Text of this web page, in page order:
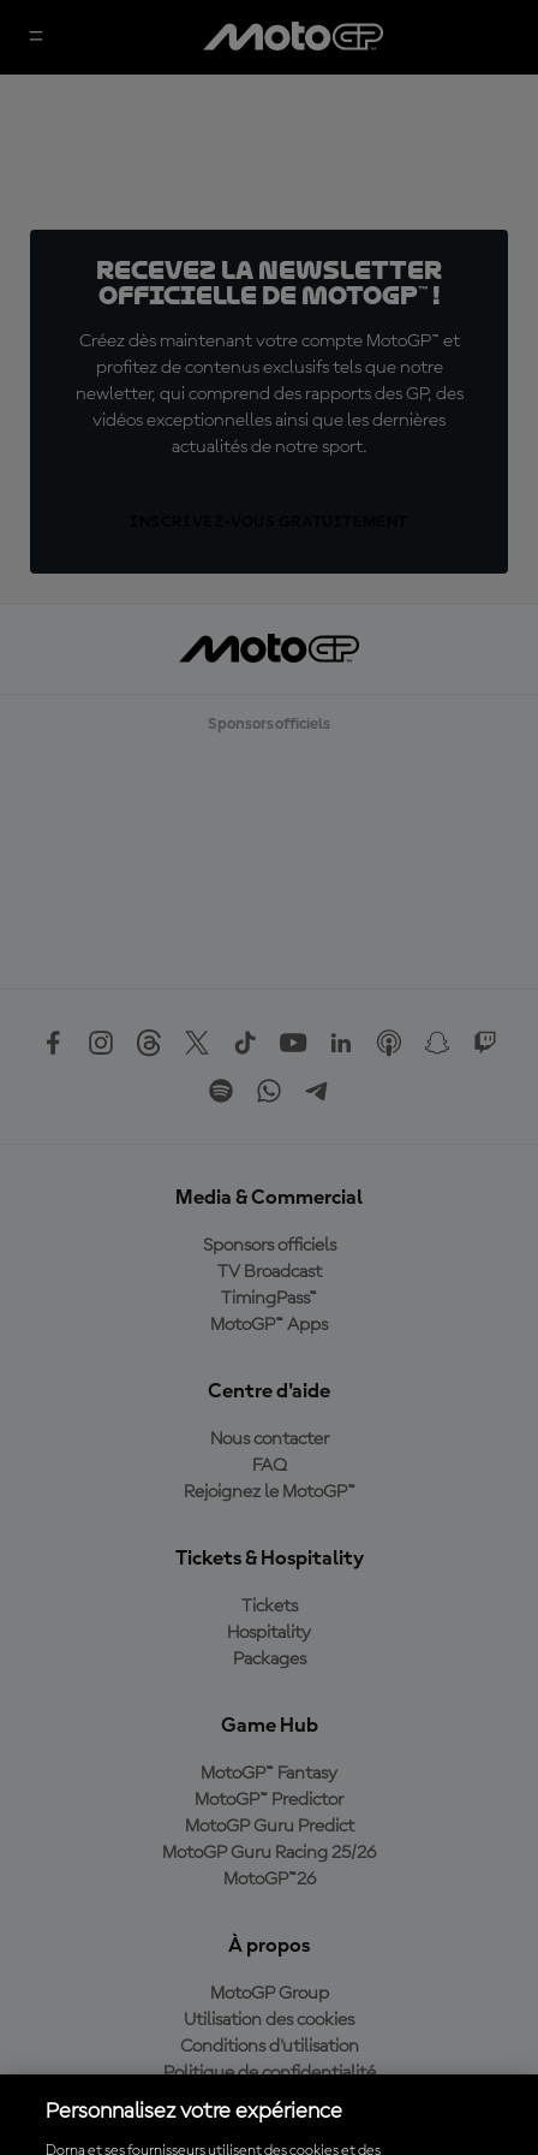
Recevez la Newsletter
officielle de MotoGP™ !
Créez dès maintenant votre compte MotoGP™ et
profitez de contenus exclusifs tels que notre
newletter, qui comprend des rapports des GP, des
vidéos exceptionnelles ainsi que les dernières
actualités de notre sport.
Sponsors officiels
Media & Commercial
Sponsors officiels
TV Broadcast
TimingPass™
MotoGP™ Apps
Centre d'aide
Nous contacter
FAQ
Rejoignez le MotoGP™
Tickets & Hospitality
Tickets
Hospitality
Packages
Game Hub
MotoGP™ Fantasy
MotoGP™ Predictor
MotoGP Guru Predict
MotoGP Guru Racing 25/26
MotoGP™26
À propos
MotoGP Group
Utilisation des cookies
Conditions d'utilisation
Politique de confidentialité
Politique d’achat
Personnalisez votre expérience
Dorna et ses fournisseurs utilisent des cookies et des